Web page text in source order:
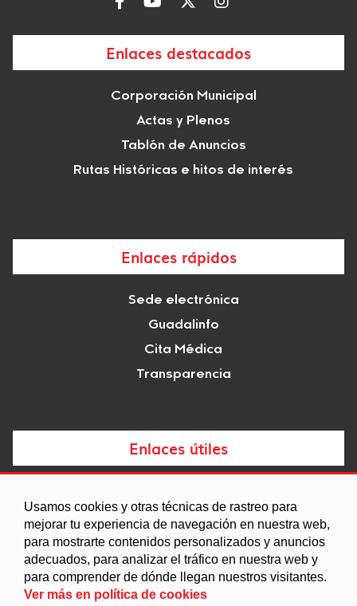
Usamos cookies y otras técnicas de rastreo para
mejorar tu experiencia de navegación en nuestra web,
para mostrarte contenidos personalizados y anuncios
adecuados, para analizar el tráfico en nuestra web y
para comprender de dónde llegan nuestros visitantes.
Ver más en política de cookies
Enlaces destacados
Corporación Municipal
Actas y Plenos
Tablón de Anuncios
Rutas Históricas e hitos de interés
Enlaces rápidos
Sede electrónica
Guadalinfo
Cita Médica
Transparencia
Enlaces útiles
Agenda
Ordenanzas
Entidades y asociaciones